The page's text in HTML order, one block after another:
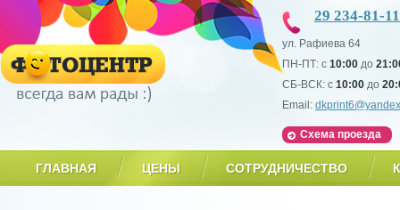
29 234-81-11
ул. Рафиева 64
ПН-ПТ: с 10:00 до
СБ-ВСК: с 10:00 до
Email:
Схема проезда
ГЛАВНАЯ ЦЕНЫ СОТРУДНИЧЕСТВО